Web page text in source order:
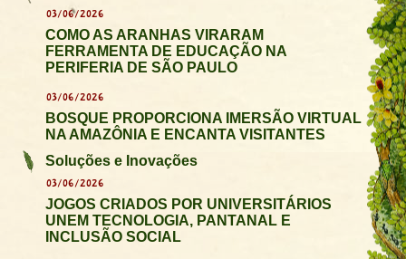
03/06/2026
COMO AS ARANHAS VIRARAM
FERRAMENTA DE EDUCAÇÃO NA
PERIFERIA DE SÃO PAULO
03/06/2026
BOSQUE PROPORCIONA IMERSÃO VIRTUAL
NA AMAZÔNIA E ENCANTA VISITANTES
Soluções e Inovações
03/06/2026
JOGOS CRIADOS POR UNIVERSITÁRIOS
UNEM TECNOLOGIA, PANTANAL E
INCLUSÃO SOCIAL